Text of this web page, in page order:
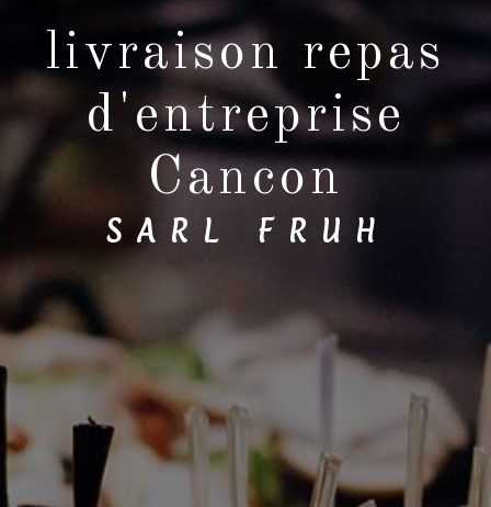
livraison repas
d'entreprise
Cancon
SARL FRUH